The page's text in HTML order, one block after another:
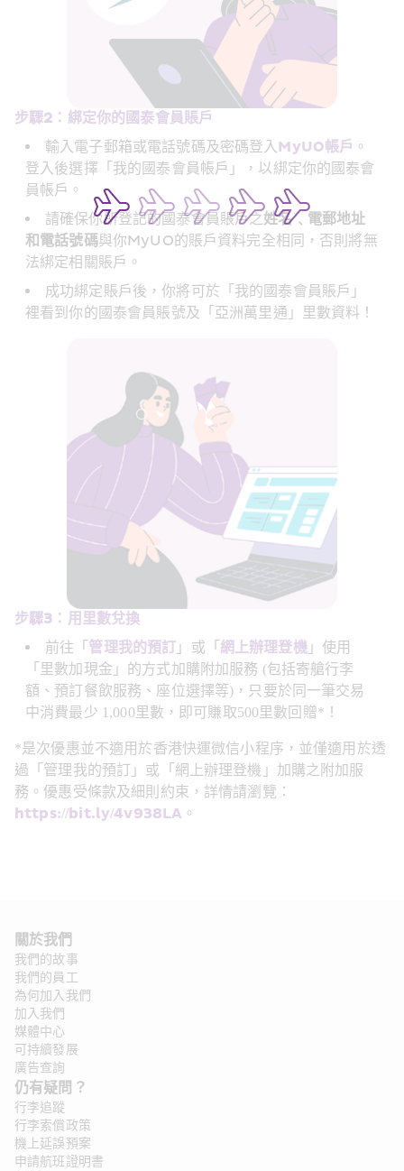
步驟2：綁定你的國泰會員賬戶
輸入電子郵箱或電話號碼及密碼登入 MyUO帳戶 。
登入後選擇「我的國泰會員帳戶」，以綁定你的國泰會
員帳戶。
請確保你所登記的國泰會員賬戶之姓名﹑電郵地址
和電話號碼與你MyUO的賬戶資料完全相同，否則將無
法綁定相關賬戶。
成功綁定賬戶後，你將可於「我的國泰會員賬戶」
裡看到你的國泰會員賬號及「亞洲萬里通」里數資料！
步驟3：用里數兌換
前往「 管理我的預訂 」或「 網上辦理登機」使用
「里數加現金」的方式加購附加服務 (包括寄艙行李
額、預訂餐飲服務、座位選擇等)，只要於同一筆交易
中消費最少 1,000里數，即可賺取500里數回贈*！
*是次優惠並不適用於香港快運微信小程序，並僅適用於透
過「管理我的預訂」或「網上辦理登機」加購之附加服
務。 優惠受條款及細則約束，詳情請瀏覽：
https://bit.ly/4v938LA 。
關於我們
我們的故事
我們的員工
為何加入我們
加入我們
媒體中心
可持續發展
廣告查詢
仍有疑問？
行李追蹤
行李索償政策
機上延誤預案
申請航班證明書